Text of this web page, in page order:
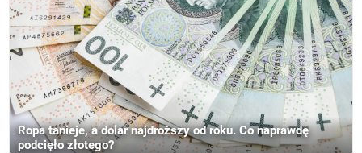
Ropa tanieje, a dolar najdroższy od roku. Co naprawdę
podcięło złotego?